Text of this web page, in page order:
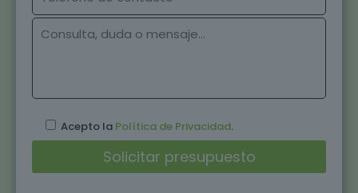
Acepto la Política de Privacidad.